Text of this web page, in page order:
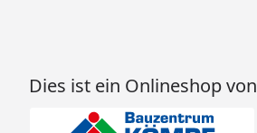
Dies ist ein Onlineshop von